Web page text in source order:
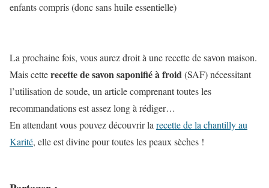
enfants compris (donc sans huile essentielle)
La prochaine fois, vous aurez droit à une recette de savon maison.
Mais cetterecette de savon saponifié à froid(SAF) nécessitant
l’utilisation de soude, un article comprenant toutes les
recommandations est assez long à rédiger…
En attendant vous pouvez découvrir larecette de la chantilly au
Karité, elle est divine pour toutes les peaux sèches !